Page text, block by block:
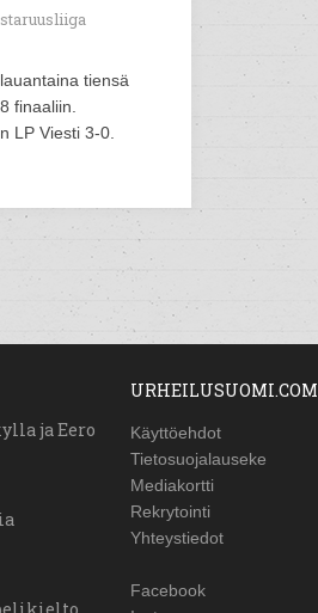
tiensä
finaaliin.
LP Viesti 3-0.
ja Eero
URHEILUSUOMI.COM
Käyttöehdot
Tietosuojalauseke
Mediakortti
Rekrytointi
Yhteystiedot
Facebook